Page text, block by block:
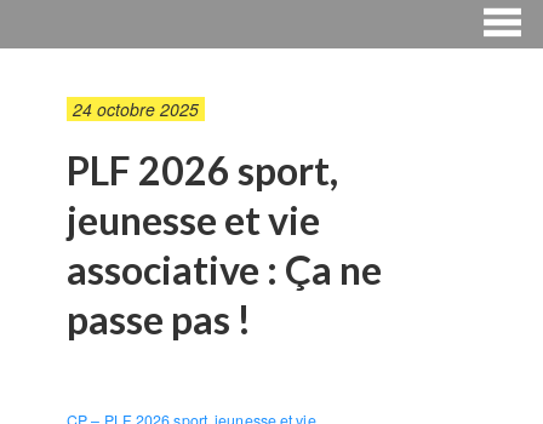
24 octobre 2025
PLF 2026 sport,
jeunesse et vie
associative : Ça ne
passe pas !